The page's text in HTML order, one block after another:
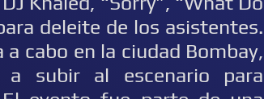
deleite de los asistentes.
cabo en la ciudad Bombay,
subir al escenario para